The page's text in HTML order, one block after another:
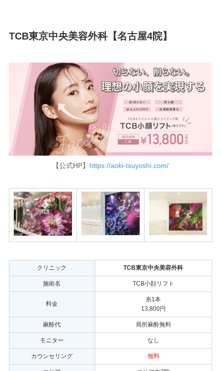
TCB東京中央美容外科【名古屋4院】
【公式HP】 https://aoki-tsuyoshi.com/
クリニック TCB東京中央美容外科
施術名 TCB小顔リフト
料金
糸1本
13,800円
麻酔代 局所麻酔無料
モニター なし
カウンセリング 無料